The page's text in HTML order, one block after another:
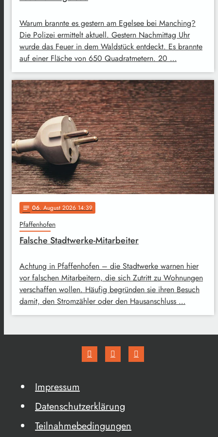
Warum brannte es gestern am Egelsee bei Manching?
Die Polizei ermittelt aktuell. Gestern Nachmittag Uhr
wurde das Feuer in dem Waldstück entdeckt. Es brannte
auf einer Fläche von 650 Quadratmetern. 20 …
notes 06. August 2026 14:39
Pfaffenhofen
Falsche Stadtwerke-Mitarbeiter
Achtung in Pfaffenhofen – die Stadtwerke warnen hier
vor falschen Mitarbeitern, die sich Zutritt zu Wohnungen
verschaffen wollen. Häufig begründen sie ihren Besuch
damit, den Stromzähler oder den Hausanschluss …
Impressum
Datenschutzerklärung
Teilnahmebedingungen